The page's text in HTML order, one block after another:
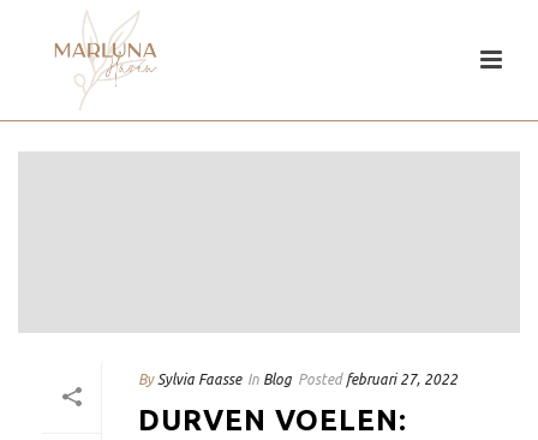
By Sylvia Faasse In Blog Posted februari 27, 2022
DURVEN VOELEN: